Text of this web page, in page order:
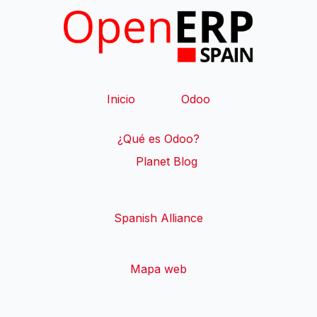
Inicio ​Odoo
¿Qué es Odoo?
​Planet Blog ​
Spanish Alliance
Mapa web